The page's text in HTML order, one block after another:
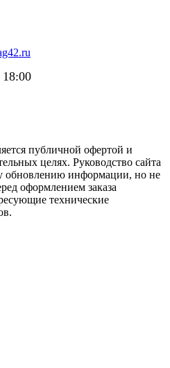
публичной офертой и
целях. Руководство сайта
обновлению информации, но не
оформлением заказа
технические